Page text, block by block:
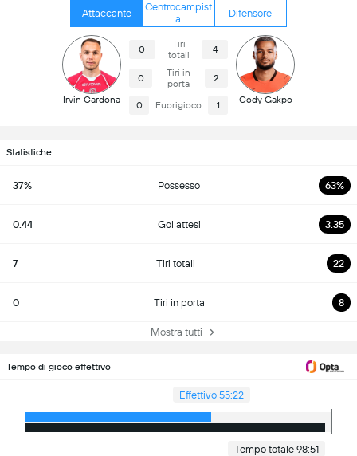
Attaccante
Centrocampist
a
Difensore
Irvin Cardona
0
Tiri
totali
4
0
Tiri in
porta
2
0 Fuorigioco 1 Cody Gakpo
Statistiche
37% Possesso 63%
0.44 Gol attesi 3.35
7 Tiri totali 22
0 Tiri in porta 8
Mostra tutti
Tempo di gioco effettivo
Effettivo 55:22
Tempo totale 98:51